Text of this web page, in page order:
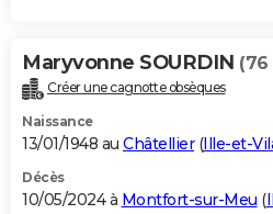
Maryvonne SOURDIN (76
Créer une cagnotte obsèques
Naissance
13/01/1948 au Châtellier(Ille-et-
Décès
10/05/2024 à Montfort-sur-Meu (